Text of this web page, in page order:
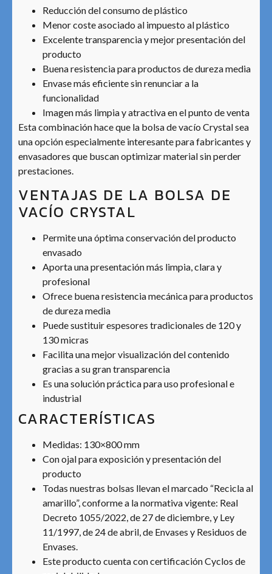
Reducción del consumo de plástico
Menor coste asociado al impuesto al plástico
Excelente transparencia y mejor presentación del
producto
Buena resistencia para productos de dureza media
Envase más eficiente sin renunciar a la
funcionalidad
Imagen más limpia y atractiva en el punto de venta
Esta combinación hace que la bolsa de vacío Crystal sea
una opción especialmente interesante para fabricantes y
envasadores que buscan optimizar material sin perder
prestaciones.
VENTAJAS DE LA BOLSA DE
VACÍO CRYSTAL
Permite una óptima conservación del producto
envasado
Aporta una presentación más limpia, clara y
profesional
Ofrece buena resistencia mecánica para productos
de dureza media
Puede sustituir espesores tradicionales de 120 y
130 micras
Facilita una mejor visualización del contenido
gracias a su gran transparencia
Es una solución práctica para uso profesional e
industrial
CARACTERÍSTICAS
Medidas: 130×800 mm
Con ojal para exposición y presentación del
producto
Todas nuestras bolsas llevan el marcado “Recicla al
amarillo”, conforme a la normativa vigente: Real
Decreto 1055/2022, de 27 de diciembre, y Ley
11/1997, de 24 de abril, de Envases y Residuos de
Envases.
Este producto cuenta con certificación Cyclos de